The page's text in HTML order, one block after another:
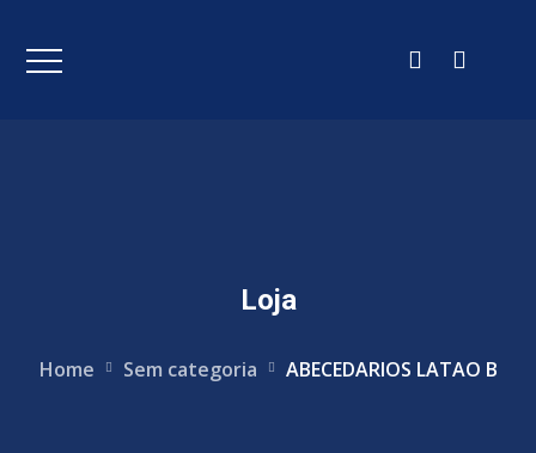
Loja
Home Sem categoria ABECEDARIOS LATAO B